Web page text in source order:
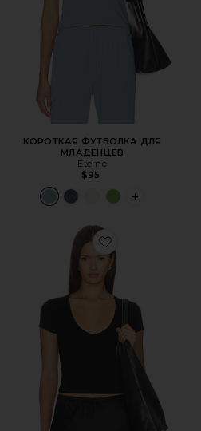
КОРОТКАЯ ФУТБОЛКА ДЛЯ
МЛАДЕНЦЕВ
Eterne
$95
PLUS ICON
Favorite